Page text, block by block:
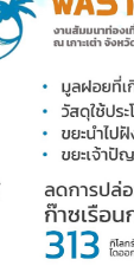
คณะผู้บ
เจ้าหน้
วิถีเรา
สโลแ
ระจำปี | รา
ยะชุมชน-ขย
ขยะพลา
ฝุ่น
ฉลากเขี
ฉลากสิ่งแ
ที่เป็นมิตรกั
กษาคาร์บ
างที่เป็นมิต
พยากรธรร
ทรัพยากร
ากรทางทะเ
หลากหลา
นแปลงสภ
รลดก๊าซเรื
การปรับ
คลากรด้า
งานฝึกอบ
สิ่งแวดล้อ
ผน เครือข่
บายและแผ
คลิปวิดี
เอกสารเ
สิ่งพิมพ์จ
ข่าวสิ่งแ
งาน
ฝึกงาน
ติดต่อเ